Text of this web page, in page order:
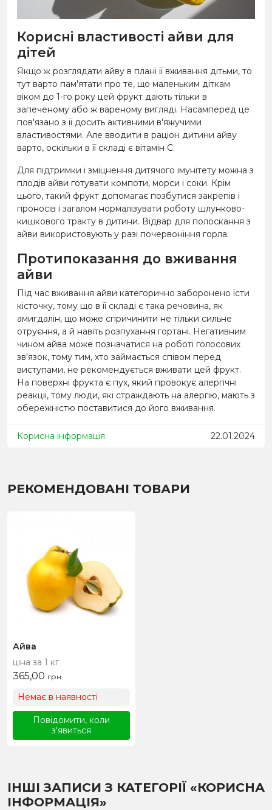
Корисні властивості айви для
дітей
Якщо ж розглядати айву в плані її вживання дітьми, то
тут варто пам'ятати про те, що маленьким діткам
віком до 1-го року цей фрукт дають тільки в
запеченому або ж вареному вигляді. Насамперед це
пов'язано з її досить активними в'яжучими
властивостями. Але вводити в раціон дитини айву
варто, оскільки в її складі є вітамін С.
Для підтримки і зміцнення дитячого імунітету можна з
плодів айви готувати компоти, морси і соки. Крім
цього, такий фрукт допомагає позбутися закрепів і
проносів і загалом нормалізувати роботу шлунково-
кишкового тракту в дитини. Відвар для полоскання з
айви використовують у разі почервоніння горла.
Протипоказання до вживання
айви
Під час вживання айви категорично заборонено їсти
кісточку, тому що в її складі є така речовина, як
амигдалін, що може спричинити не тільки сильне
отруєння, а й навіть розпухання гортані. Негативним
чином айва може позначатися на роботі голосових
зв'язок, тому тим, хто займається співом перед
виступами, не рекомендується вживати цей фрукт.
На поверхні фрукта є пух, який провокує алергічні
реакції, тому люди, які страждають на алергію, мають з
обережністю поставитися до його вживання.
Корисна інформація 22.01.2024
РЕКОМЕНДОВАНІ ТОВАРИ
Айва
ціна за 1 кг
365,00 грн
Немає в наявності
Повідомити, коли
з'явиться
ІНШІ ЗАПИСИ З КАТЕГОРІЇ «КОРИСНА
ІНФОРМАЦІЯ»